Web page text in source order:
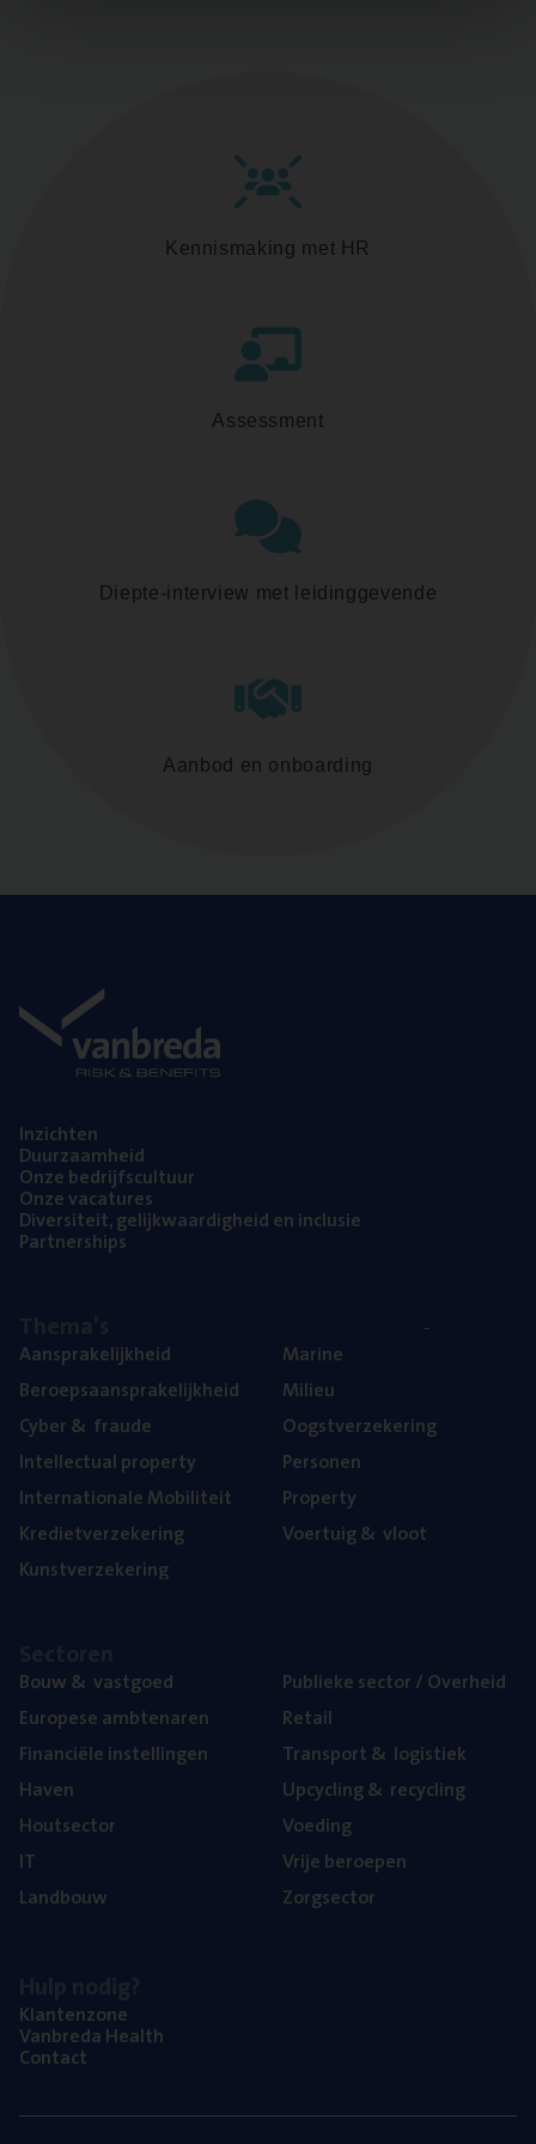
Kennismaking met HR
Assessment
Diepte-interview met leidinggevende
Aanbod en onboarding
Inzich­ten
Duur­zaam­heid
Onze bedrijfs­cul­tuur
Onze vaca­tu­res
Diver­si­teit, gelijk­waar­dig­heid en inclusie
Part­ner­ships
Aan­spra­ke­lijk­heid
Beroeps­aan­spra­ke­lijk­heid
Cyber& fraude
Intel­lec­tu­al property
Inter­na­ti­o­na­le Mobiliteit
Kre­diet­ver­ze­ke­ring
Kunst­ver­ze­ke­ring
Mari­ne
Mili­eu
Oogst­ver­ze­ke­ring
Per­so­nen
Pro­per­ty
Voer­tuig& vloot
Bouw& vastgoed
Euro­pe­se ambtenaren
Finan­ci­ë­le instellingen
Haven
Hout­sec­tor
IT
Land­bouw
Publie­ke sec­tor / Overheid
Retail
Trans­port& logistiek
Upcy­cling& recycling
Voe­ding
Vrije beroe­pen
Zorg­sec­tor
Klan­ten­zo­ne
Van­b­re­da Health
Con­tact